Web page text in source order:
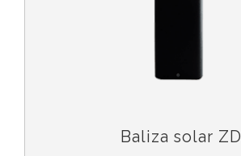
Baliza solar ZD